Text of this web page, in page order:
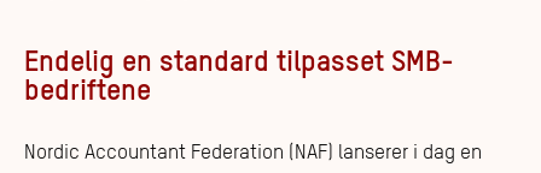
Endelig en standard tilpasset SMB-
bedriftene
Nordic Accountant Federation (NAF) lanserer i dag en